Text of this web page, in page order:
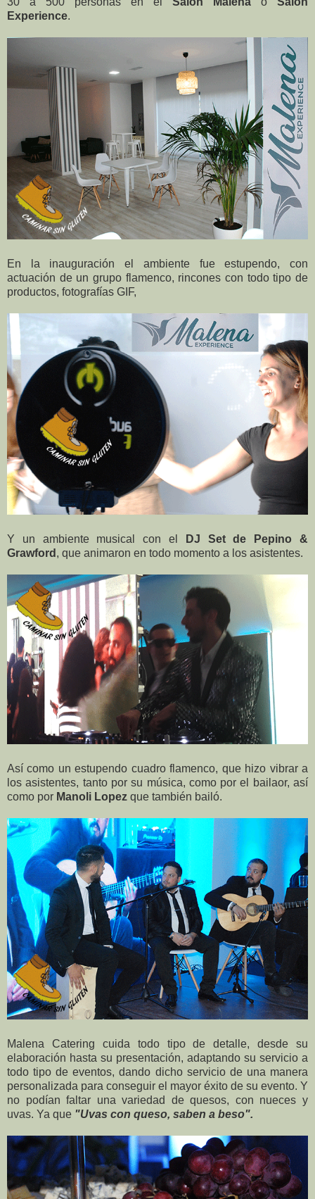
Experience.
En la inauguración el ambiente fue estupendo, con
actuación de un grupo flamenco, rincones con todo tipo de
productos, fotografías GIF,
Y un ambiente musical con el
DJ Set de Pepino &
Grawford , que animaron en todo momento a los asistentes.
Así como un estupendo cuadro flamenco, que hizo vibrar a
los asistentes, tanto por su música, como por el bailaor, así
como por Manoli Lopez que también bailó.
Malena Catering cuida todo tipo de detalle, desde su
elaboración hasta su presentación, adaptando su servicio a
todo tipo de eventos, dando dicho servicio de una manera
personalizada para conseguir el mayor éxito de su evento. Y
no podían faltar una variedad de quesos, con nueces y
uvas. Ya que "Uvas con queso, saben a beso".